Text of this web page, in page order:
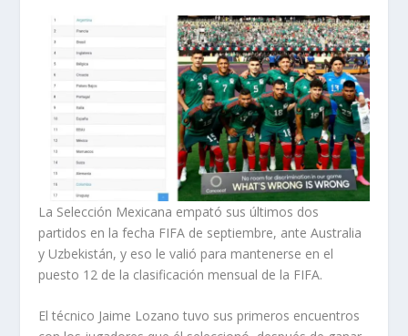
La Selección Mexicana empató sus últimos dos
partidos en la fecha FIFA de septiembre, ante Australia
y Uzbekistán, y eso le valió para mantenerse en el
puesto 12 de la clasificación mensual de la FIFA.
El técnico Jaime Lozano tuvo sus primeros encuentros